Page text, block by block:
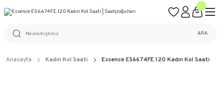
%100 ORİJİNAL ÜRÜN GARANTİSİ
ARA
Anasayfa Kadın Kol Saati Essence ES6674FE.120 Kadın Kol Saati